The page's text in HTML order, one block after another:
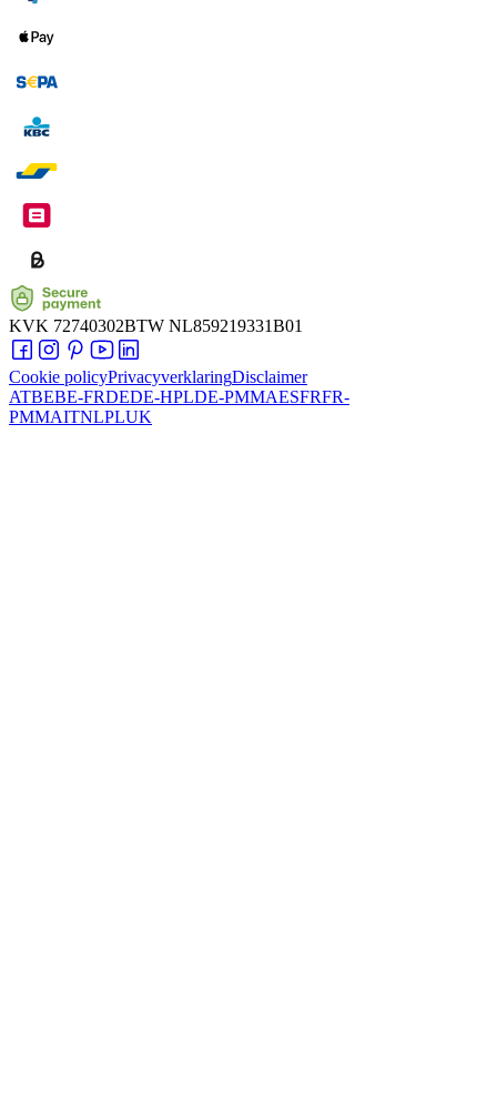
KVK 72740302BTW NL859219331B01
Cookie policyPrivacyverklaringDisclaimer
ATBEBE-FRDEDE-HPLDE-PMMAESFRFR-
PMMAITNLPLUK